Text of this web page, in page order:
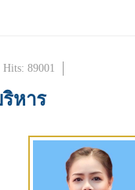
Hits: 89001
หาร